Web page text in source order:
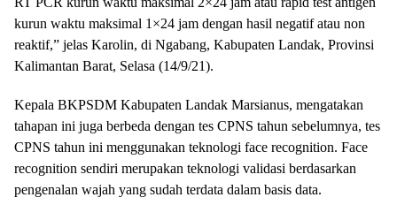
kurun waktu maksimal 1×24 jam dengan hasil negatif atau non
reaktif,” jelas Karolin, di Ngabang, Kabupaten Landak, Provinsi
Kalimantan Barat, Selasa (14/9/21).
Kepala BKPSDM Kabupaten Landak Marsianus, mengatakan
tahapan ini juga berbeda dengan tes CPNS tahun sebelumnya, tes
CPNS tahun ini menggunakan teknologi face recognition. Face
recognition sendiri merupakan teknologi validasi berdasarkan
pengenalan wajah yang sudah terdata dalam basis data.